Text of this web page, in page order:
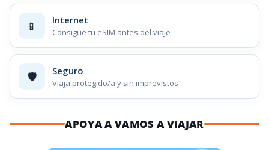
📱 Internet
Consigue tu eSIM antes del viaje
🛡️ Seguro
Viaja protegido/a y sin imprevistos
APOYA A VAMOS A VIAJAR